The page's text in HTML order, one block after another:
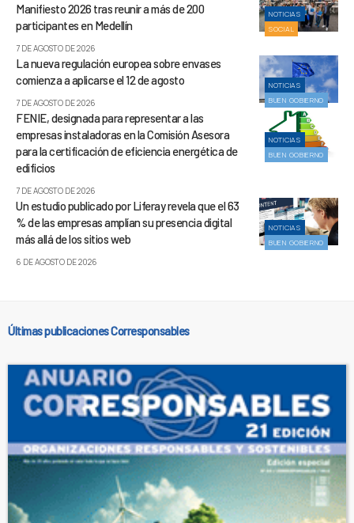
NOTICIAS
SOCIAL
Manifiesto 2026 tras reunir a más de 200
participantes en Medellín
7 DE AGOSTO DE 2026
NOTICIAS
BUEN GOBIERNO
La nueva regulación europea sobre envases
comienza a aplicarse el 12 de agosto
7 DE AGOSTO DE 2026
NOTICIAS
BUEN GOBIERNO
FENIE, designada para representar a las
empresas instaladoras en la Comisión Asesora
para la certificación de eficiencia energética de
edificios
7 DE AGOSTO DE 2026
NOTICIAS
BUEN GOBIERNO
Un estudio publicado por Liferay revela que el 63
% de las empresas amplían su presencia digital
más allá de los sitios web
6 DE AGOSTO DE 2026
Últimas publicaciones Corresponsables